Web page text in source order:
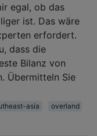
egal, ob das
ist. Das wäre
erfordert.
dass die
Bilanz von
Übermitteln Sie
asia
overland